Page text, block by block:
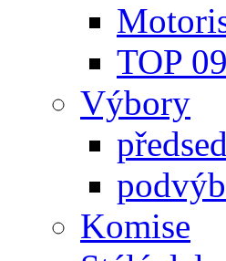
TOP 09
Výbory
Komise